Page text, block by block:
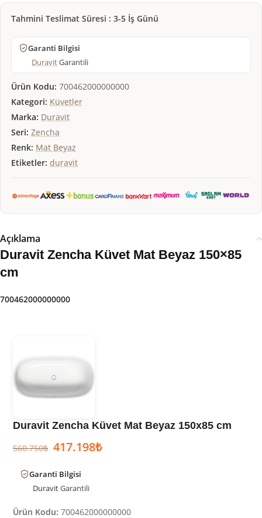
Tahmini Teslimat Süresi : 3-5 İş Günü
Garanti Bilgisi
DuravitGarantili
Ürün Kodu: 700462000000000
Kategori: Küvetler
Marka: Duravit
Seri: Zencha
Renk: Mat Beyaz
Etiketler: duravit
Açıklama
Duravit Zencha Küvet Mat Beyaz 150×85
cm
700462000000000
Duravit Zencha Küvet Mat Beyaz 150x85 cm
560.750₺ 417.198₺
Garanti Bilgisi
DuravitGarantili
Ürün Kodu: 700462000000000